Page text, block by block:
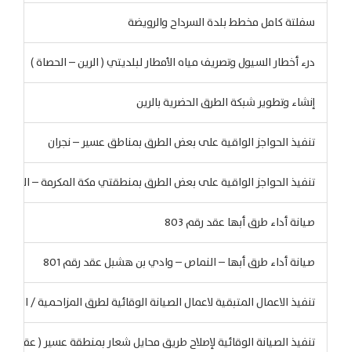
سفلتة كامل مخطط بلدة السرداح والرويضة
درء أخطار السيول وتصريف مياه الأمطار لبلديتي ( الرين – الحصاة )
إنشاء وتطوير شبكة الطرق الحضرية بالرين
تنفيذ الحواجز الواقية على بعض الطرق بمناطق عسير – نجران
تنفيذ الحواجز الواقية على بعض الطرق بمنطقتي مكة المكرمة – الباحة
صيانة أداء طرق أبها عقد رقم 803
صيانة أداء طرق أبها – النماص – وادي بن هشبل عقد رقم 801
تنفيذ الاعمال المتبقية لاعمال الصيانة الوقائية لطرق المزاحمية / القويعية عقد 113
تنفيذ الصيانة الوقائية لإصلاح طريق محايل شعار بمنطقة عسير ( عقبة